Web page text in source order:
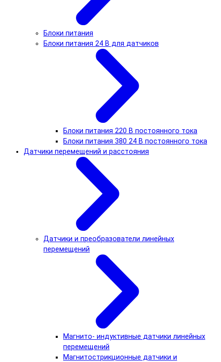
Блоки питания
Блоки питания 24 В для датчиков
Блоки питания 220 В постоянного тока
Блоки питания 380 24 В постоянного тока
Датчики перемещений и расстояния
Датчики и преобразователи линейных
перемещений
Магнито- индуктивные датчики линейных
перемещений
Магнитострикционные датчики и